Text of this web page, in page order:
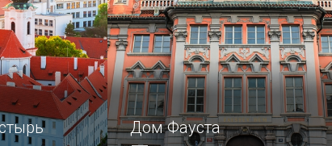
Дом Фауста